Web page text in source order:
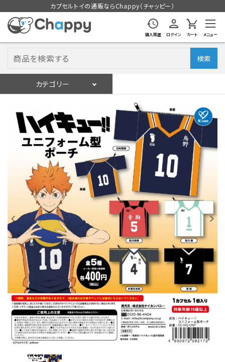
カプセルトイの通販ならChappy（チャッピー）
購入履歴 ログイン カート メニュー
検索
カテゴリー
会員登録
入荷スケジュールをチェック
カプセルトイマシン本体
カプセルトイ
販促用空カプセル
レンタル
景品・玩具・文具
販促用カプセルトイ